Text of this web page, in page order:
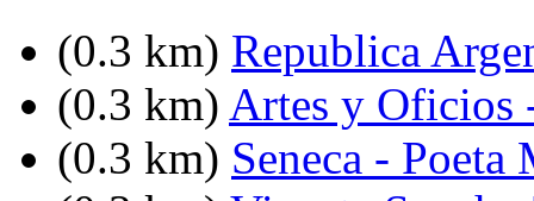
(0.3 km) Republica
(0.3 km) Artes y Oficios
(0.3 km) Seneca - Poeta